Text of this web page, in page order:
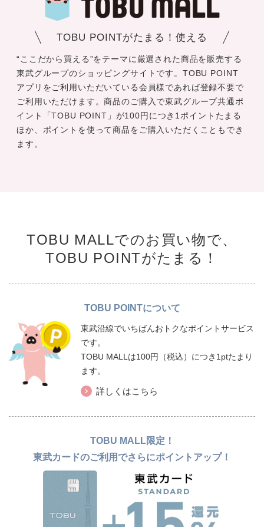
TOBU POINTがたまる！使える
“ここだから買える”をテーマに厳選された商品を販売する
東武グループのショッピングサイトです。TOBU POINT
アプリをご利用いただいている会員様であれば登録不要で
ご利用いただけます。商品のご購入で東武グループ共通ポ
イント「TOBU POINT」が100円につき1ポイントたまる
ほか、ポイントを使って商品をご購入いただくこともでき
ます。
TOBU MALLでのお買い物で、
TOBU POINTがたまる！
TOBU POINTについて
東武沿線でいちばんおトクなポイントサービス
です。
TOBU MALLは100円（税込）につき1ptたまり
ます。
詳しくはこちら
TOBU MALL限定！
東武カードのご利用でさらにポイントアップ！